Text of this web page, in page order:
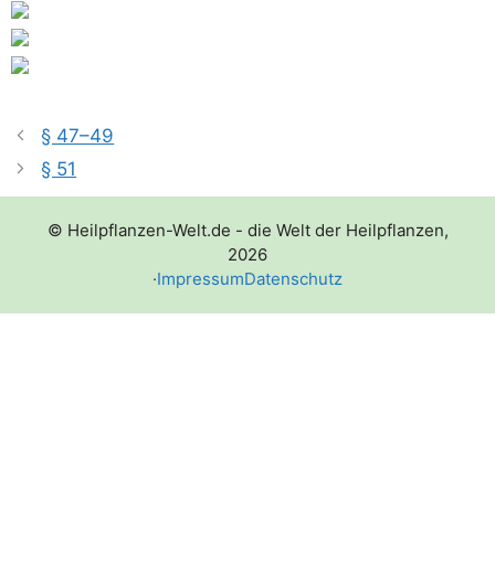
§ 47–49
§ 51
© Heilpflanzen-Welt.de - die Welt der Heilpflanzen,
2026
·ImpressumDatenschutz